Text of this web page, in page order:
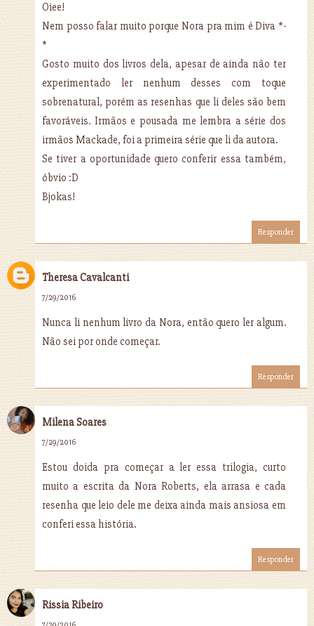
Oiee!
Nem posso falar muito porque Nora pra mim é Diva *-
*
Gosto muito dos livros dela, apesar de ainda não ter
experimentado ler nenhum desses com toque
sobrenatural, porém as resenhas que li deles são bem
favoráveis. Irmãos e pousada me lembra a série dos
irmãos Mackade, foi a primeira série que li da autora.
Se tiver a oportunidade quero conferir essa também,
óbvio :D
Bjokas!
Responder
Theresa Cavalcanti
7/29/2016
Nunca li nenhum livro da Nora, então quero ler algum.
Não sei por onde começar.
Responder
Milena Soares
7/29/2016
Estou doida pra começar a ler essa trilogia, curto
muito a escrita da Nora Roberts, ela arrasa e cada
resenha que leio dele me deixa ainda mais ansiosa em
conferi essa história.
Responder
Rissia Ribeiro